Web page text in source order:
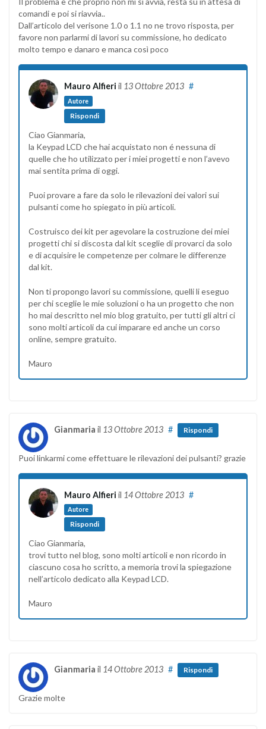
comandi e poi si riavvia..
Dall’articolo del verisone 1.0 o 1.1 no ne trovo risposta, per
favore non parlarmi di lavori su commissione, ho dedicato
molto tempo e danaro e manca così poco
Mauro Alfieri il 13 Ottobre 2013
Autore
#
Rispondi
Ciao Gianmaria,
la Keypad LCD che hai acquistato non é nessuna di
quelle che ho utilizzato per i miei progetti e non l’avevo
mai sentita prima di oggi.
Puoi provare a fare da solo le rilevazioni dei valori sui
pulsanti come ho spiegato in più articoli.
Costruisco dei kit per agevolare la costruzione dei miei
progetti chi si discosta dal kit sceglie di provarci da solo
e di acquisire le competenze per colmare le differenze
dal kit.
Non ti propongo lavori su commissione, quelli li eseguo
per chi sceglie le mie soluzioni o ha un progetto che non
ho mai descritto nel mio blog gratuito, per tutti gli altri ci
sono molti articoli da cui imparare ed anche un corso
online, sempre gratuito.
Mauro
Gianmaria il 13 Ottobre 2013 # Rispondi
Puoi linkarmi come effettuare le rilevazioni dei pulsanti? grazie
Mauro Alfieri il 14 Ottobre 2013
Autore
#
Rispondi
Ciao Gianmaria,
trovi tutto nel blog, sono molti articoli e non ricordo in
ciascuno cosa ho scritto, a memoria trovi la spiegazione
nell’articolo dedicato alla Keypad LCD.
Mauro
Gianmaria il 14 Ottobre 2013 # Rispondi
Grazie molte